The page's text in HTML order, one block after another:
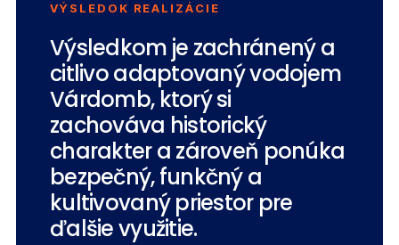
VÝSLEDOK REALIZÁCIE
Výsledkom je zachránený a
citlivo adaptovaný vodojem
Várdomb, ktorý si
zachováva historický
charakter a zároveň ponúka
bezpečný, funkčný a
kultivovaný priestor pre
ďalšie využitie.